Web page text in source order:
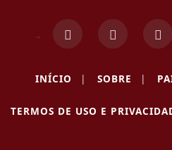
INÍCIO | SOBRE |
TERMOS DE USO E
Termos de Uso e
experiência de navegação.
de Uso e Privacidade.